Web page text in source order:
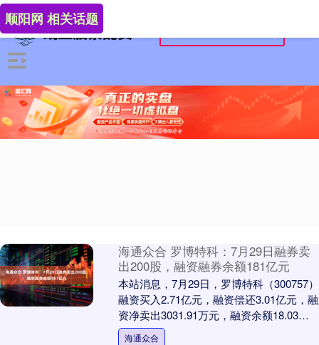
顺阳网 相关话题
海通众合 罗博特科：7月29日融券卖
出200股，融资融券余额181亿元
本站消息，7月29日，罗博特科（300757）
融资买入2.71亿元，融资偿还3.01亿元，融
资净卖出3031.91万元，融资余额18.03亿
元，近20个交易日中....
海通众合